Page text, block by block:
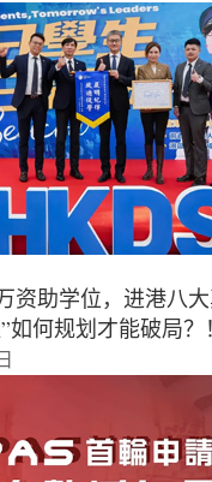
资助学位，进港八
如何规划才能破局？！